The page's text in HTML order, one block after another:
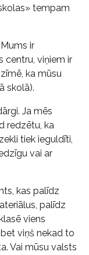
tempam
ir
centru, viņiem ir
ka mūsu
skolā).
Ja mēs
redzētu, ka
tiek ieguldīti,
vai ar
kas palīdz
palīdz
viens
viņš nekad to
Vai mūsu valsts